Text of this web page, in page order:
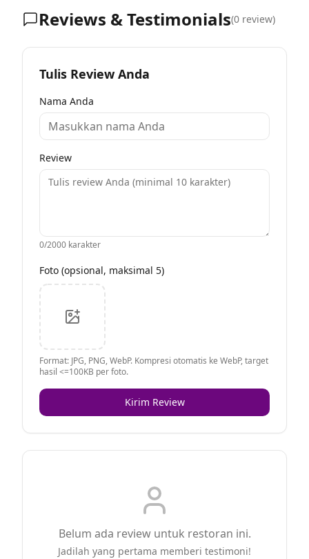
Reviews & Testimonials(0 review)
Tulis Review Anda
Nama Anda
Review
0/2000 karakter
Foto (opsional, maksimal 5)
Format: JPG, PNG, WebP. Kompresi otomatis ke WebP, target
hasil <=100KB per foto.
Kirim Review
Belum ada review untuk restoran ini.
Jadilah yang pertama memberi testimoni!